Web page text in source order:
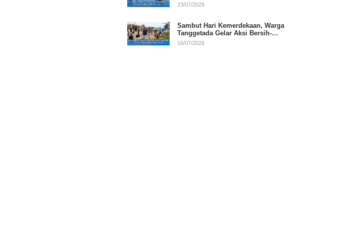
RI
23/07/2026
Sambut Hari Kemerdekaan, Warga
Tanggetada Gelar Aksi Bersih-
Bersih Desa
16/07/2026